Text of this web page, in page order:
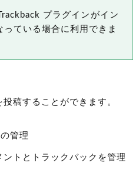
プラグインがイン
ている場合に利用できま
稿することができます。
管理
トとトラックバックを管理